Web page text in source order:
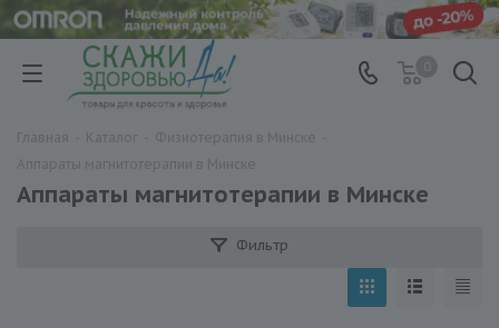
Аппараты магнитотерапии в Минске
Фильтр